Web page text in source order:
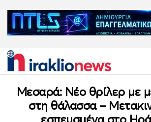
Μεσαρά: Νέο θρίλερ με
στη θάλασσα –
εσπευσμένα στο